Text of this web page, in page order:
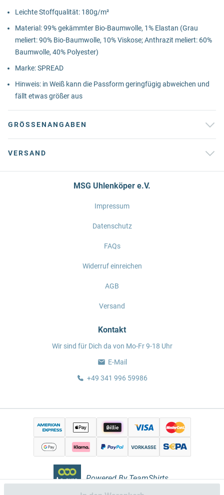
Leichte Stoffqualität: 180g/m²
Material: 99% gekämmter Bio-Baumwolle, 1% Elastan (Grau
meliert: 90% Bio-Baumwolle, 10% Viskose; Anthrazit meliert: 60%
Baumwolle, 40% Polyester)
Marke: SPREAD
Hinweis: in Weiß kann die Passform geringfügig abweichen und
fällt etwas größer aus
GRÖSSENANGABEN
VERSAND
MSG Uhlenköper e.V.
Impressum
Datenschutz
FAQs
Widerruf einreichen
AGB
Versand
Kontakt
Wir sind für Dich da von Mo-Fr 9-18 Uhr
E-Mail
+49 341 996 59986
Powered By TeamShirts.